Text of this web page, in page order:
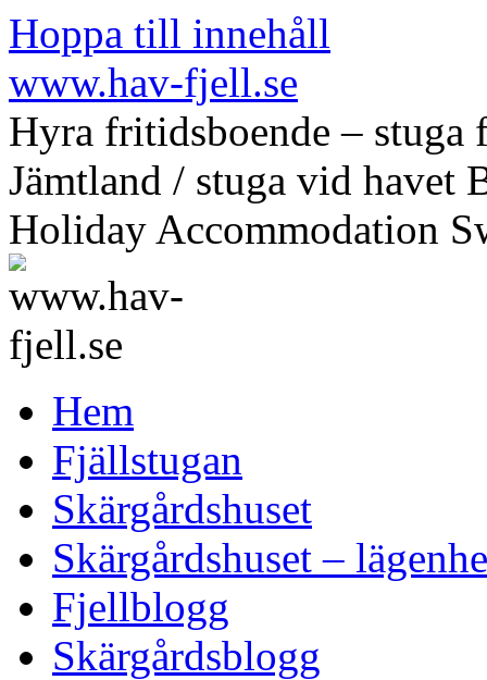
Hoppa till innehåll
www.hav-fjell.se
Hyra fritidsboende – stuga
Jämtland / stuga vid havet
Holiday Accommodation
Hem
Fjällstugan
Skärgårdshuset
Skärgårdshuset –
Fjellblogg
Skärgårdsblogg